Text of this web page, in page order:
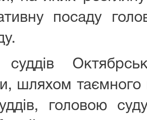
посаду
шляхом таємного
головою